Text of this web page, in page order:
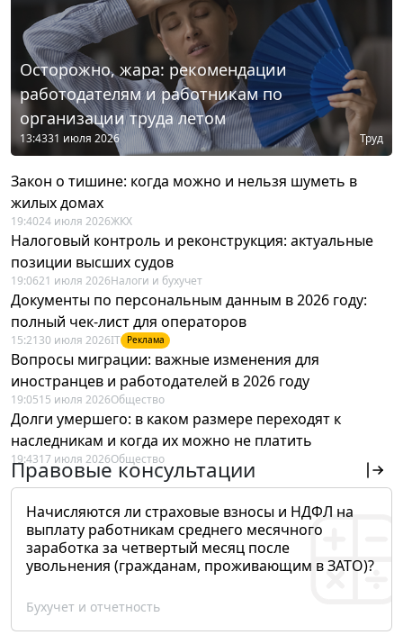
Осторожно, жара: рекомендации
работодателям и работникам по
организации труда летом
13:4331 июля 2026 Труд
Закон о тишине: когда можно и нельзя шуметь в
жилых домах
19:4024 июля 2026ЖКХ
Налоговый контроль и реконструкция: актуальные
позиции высших судов
19:0621 июля 2026Налоги и бухучет
Документы по персональным данным в 2026 году:
полный чек-лист для операторов
15:21 30 июля 2026IT Реклама
Вопросы миграции: важные изменения для
иностранцев и работодателей в 2026 году
19:0515 июля 2026Общество
Долги умершего: в каком размере переходят к
наследникам и когда их можно не платить
19:4317 июля 2026Общество
Правовые консультации
Начисляются ли страховые взносы и НДФЛ на
выплату работникам среднего месячного
заработка за четвертый месяц после
увольнения (гражданам, проживающим в ЗАТО)?
Бухучет и отчетность